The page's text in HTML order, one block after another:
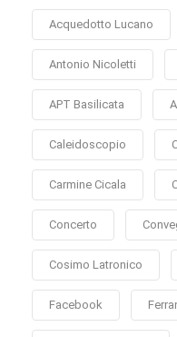
Acquedotto Lucano
Antonio Nicoletti
APT Basilicata
Caleidoscopio
Carmine Cicala
Concerto
Cosimo Latronico
Facebook